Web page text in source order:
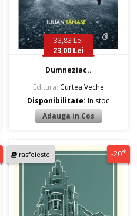
33,83 Lei
23,00 Lei
Dumneziac..
Editura: Curtea Veche
Disponibilitate:In stoc
rasfoieste -20%